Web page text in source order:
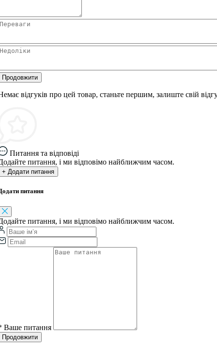
Продовжити
відгуків про цей товар, станьте першим, залиште свій
Питання та відповіді
питання, і ми відповімо найближчим часом.
+ Додати питання
питання
питання, і ми відповімо найближчим часом.
Ваше питання
Продовжити